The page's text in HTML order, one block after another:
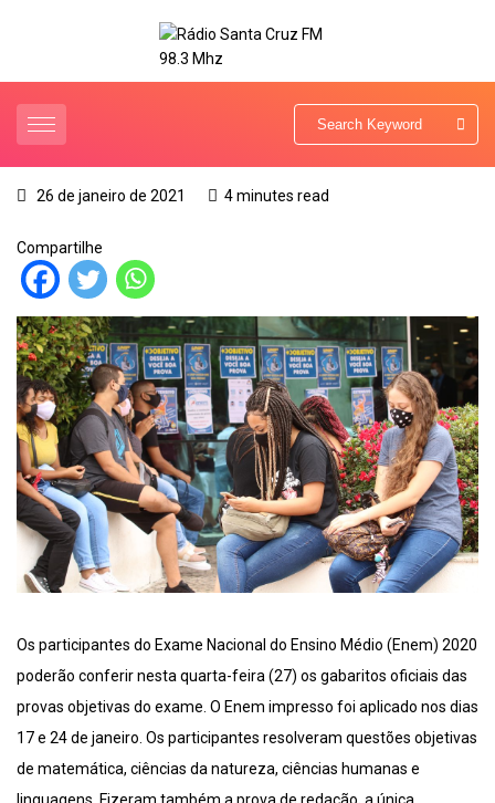
26 de janeiro de 2021 4 minutes read
Compartilhe
Os participantes do Exame Nacional do Ensino Médio (Enem) 2020
poderão conferir nesta quarta-feira (27) os gabaritos oficiais das
provas objetivas do exame. O Enem impresso foi aplicado nos dias
17 e 24 de janeiro. Os participantes resolveram questões objetivas
de matemática, ciências da natureza, ciências humanas e